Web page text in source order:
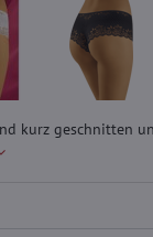
kurz geschnitten